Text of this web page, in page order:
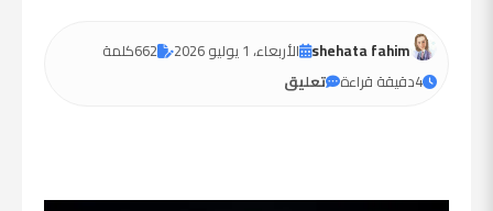
shehata fahim الأربعاء، 1 يوليو 2026 662كلمة
4دقيقة قراءة تعليق